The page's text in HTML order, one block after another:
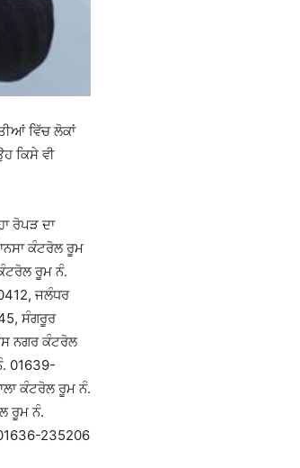
ਵਿੱਚ ਲੋਕਾਂ
ਕਿਸੇ ਵੀ
ਰੋਪੜ ਦਾ
ਕੰਟਰੋਲ ਰੂਮ
ਰੂਮ ਨੰ.
ਜਲੰਧਰ
ਸੰਗਰੂਰ
ਨਗਰ ਕੰਟਰੋਲ
01639-
ਕੰਟਰੋਲ ਰੂਮ ਨੰ.
ਰੂਮ ਨੰ.
235206